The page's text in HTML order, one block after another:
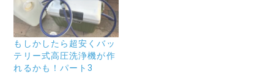
もしかしたら超安くバッ
テリー式高圧洗浄機が作
れるかも！パート3